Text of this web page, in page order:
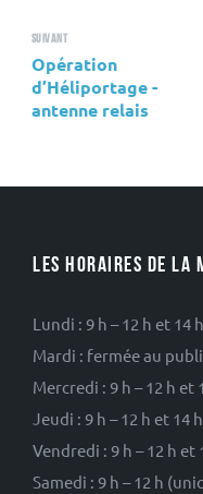
Suivant
Opération
d’Héliportage -
antenne relais
LES HORAIRES DE LA
Lundi : 9 h – 12 h et 14
Mardi : fermée au
Mercredi : 9 h – 12 h et
Jeudi : 9 h – 12 h et 14
Vendredi : 9 h – 12 h et
Samedi : 9 h – 12 h